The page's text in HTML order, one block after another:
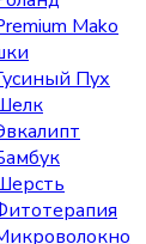
Mako
Пух